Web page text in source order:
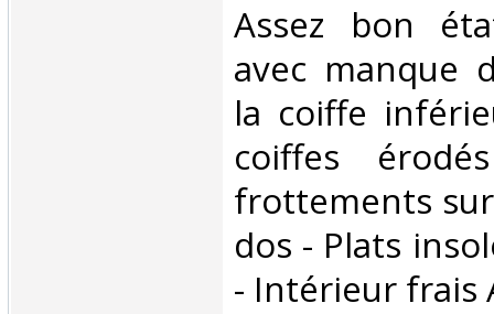
‎Assez bon
avec manque
la coiffe
coiffes
frottements
dos - Plats
- Intérieur frais